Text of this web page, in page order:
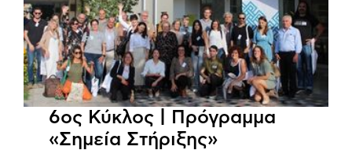
6ος Κύκλος | Πρόγραμμα
«Σημεία Στήριξης»